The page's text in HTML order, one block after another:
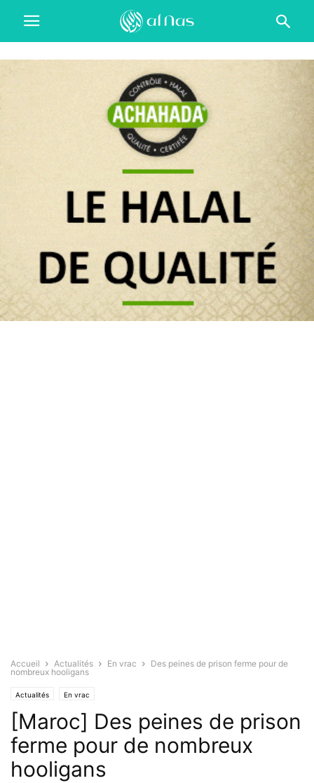
Accueil Actualités En vrac
Des peines de prison ferme pour de
nombreux hooligans
Actualités En vrac
[Maroc] Des peines de prison
ferme pour de nombreux
hooligans